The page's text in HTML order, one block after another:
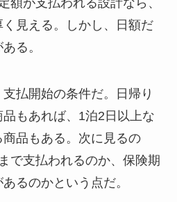
見える。しかし、日額だ
る。
払開始の条件だ。日帰り
もあれば、1泊2日以上な
品もある。次に見るの
で支払われるのか、保険期
るのかという点だ。